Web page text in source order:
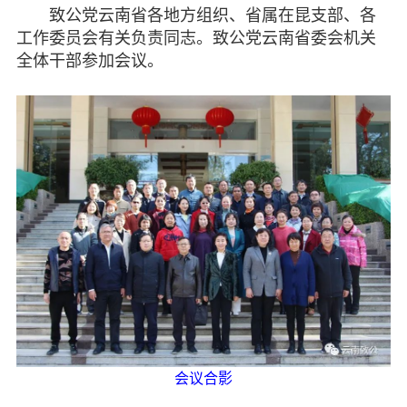
致公党云南省各地方组织、省属在昆支部、各
工作委员会有关负责同志。致公党云南省委会机关
全体干部参加会议。
会议合影